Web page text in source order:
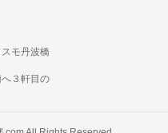
モ丹波橋
へ３軒目の